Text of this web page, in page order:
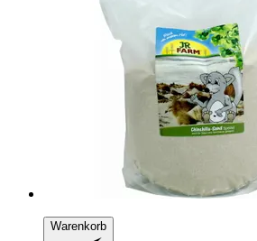
Warenkorb